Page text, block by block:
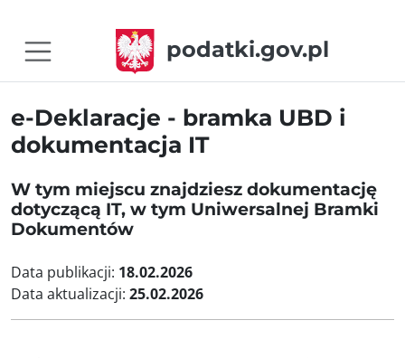
podatki.gov.pl
e-Deklaracje - bramka UBD i
dokumentacja IT
W tym miejscu znajdziesz dokumentację
dotyczącą IT, w tym Uniwersalnej Bramki
Dokumentów
Data publikacji: 18.02.2026
Data aktualizacji: 25.02.2026